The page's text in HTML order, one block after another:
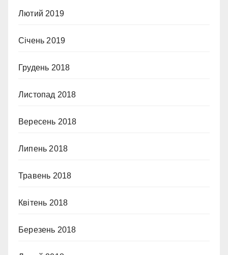
Лютий 2019
Січень 2019
Грудень 2018
Листопад 2018
Вересень 2018
Липень 2018
Травень 2018
Квітень 2018
Березень 2018